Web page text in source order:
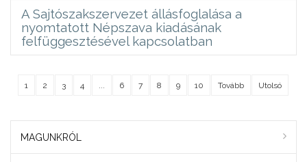
A Sajtószakszervezet állásfoglalása a
nyomtatott Népszava kiadásának
felfüggesztésével kapcsolatban
1 2 3 4 ... 6 7 8 9 10 Tovább Utolsó
MAGUNKRÓL